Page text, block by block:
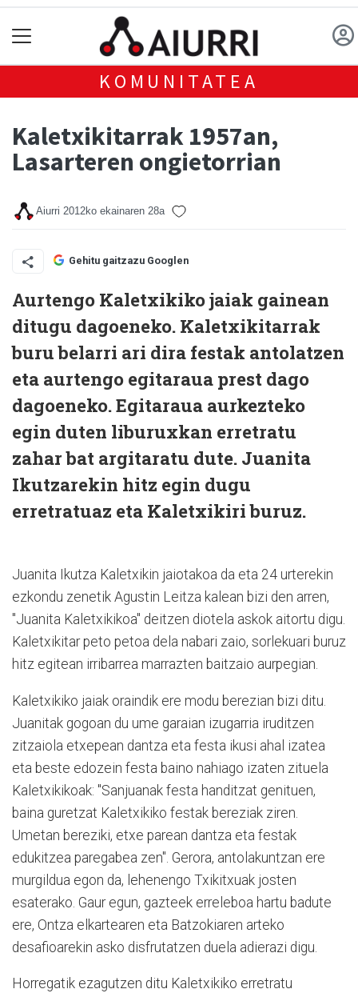
KOMUNITATEA
Kaletxikitarrak 1957an,
Lasarteren ongietorrian
Aiurri 2012ko ekainaren 28a
Gehitu gaitzazu Googlen
Aurtengo Kaletxikiko jaiak gainean
ditugu dagoeneko. Kaletxikitarrak
buru belarri ari dira festak antolatzen
eta aurtengo egitaraua prest dago
dagoeneko. Egitaraua aurkezteko
egin duten liburuxkan erretratu
zahar bat argitaratu dute. Juanita
Ikutzarekin hitz egin dugu
erretratuaz eta Kaletxikiri buruz.
Juanita Ikutza Kaletxikin jaiotakoa da eta 24 urterekin
ezkondu zenetik Agustin Leitza kalean bizi den arren,
"Juanita Kaletxikikoa" deitzen diotela askok aitortu digu.
Kaletxikitar peto petoa dela nabari zaio, sorlekuari buruz
hitz egitean irribarrea marrazten baitzaio aurpegian.
Kaletxikiko jaiak oraindik ere modu berezian bizi ditu.
Juanitak gogoan du ume garaian izugarria iruditzen
zitzaiola etxepean dantza eta festa ikusi ahal izatea
eta beste edozein festa baino nahiago izaten zituela
Kaletxikikoak: "Sanjuanak festa handitzat genituen,
baina guretzat Kaletxikiko festak bereziak ziren.
Umetan bereziki, etxe parean dantza eta festak
edukitzea paregabea zen". Gerora, antolakuntzan ere
murgildua egon da, lehenengo Txikitxuak josten
esaterako. Gaur egun, gazteek erreleboa hartu badute
ere, Ontza elkartearen eta Batzokiaren arteko
desafioarekin asko disfrutatzen duela adierazi digu.
Horregatik ezagutzen ditu Kaletxikiko erretratu